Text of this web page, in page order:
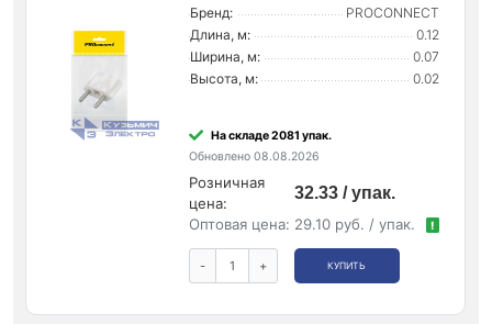
Бренд:
PROCONNECT
Длина, м:
0.12
Ширина, м:
0.07
Высота, м:
0.02
На складе 2081 упак.
Обновлено 08.08.2026
Розничная
цена:
32.33 / упак.
Оптовая цена: 29.10 руб. / упак. !
- + КУПИТЬ